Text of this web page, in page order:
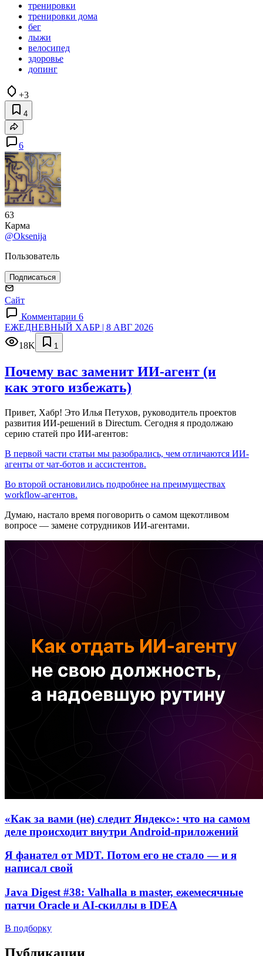
тренировки
тренировки дома
бег
лыжи
велосипед
здоровье
допинг
+3
4
6
63
Карма
@Oksenija
Пользователь
Подписаться
Сайт
Комментарии 6
ЕЖЕДНЕВНЫЙ ХАБР | 8 АВГ 2026
18K
1
Почему вас заменит ИИ‑агент (и
как этого избежать)
Привет, Хабр! Это Илья Петухов, руководитель проектов
развития ИИ-решений в Directum. Сегодня я продолжаю
серию статей про ИИ-агентов:
В первой части статьи мы разобрались, чем отличаются ИИ-
агенты от чат-ботов и ассистентов.
Во второй остановились подробнее на преимуществах
workflow-агентов.
Думаю, настало время поговорить о самом щекотливом
вопросе — замене сотрудников ИИ-агентами.
«Как за вами (не) следит Яндекс»: что на самом
деле происходит внутри Android-приложений
Я фанател от MDT. Потом его не стало — и я
написал свой
Java Digest #38: Valhalla в master, ежемесячные
патчи Oracle и AI-скиллы в IDEA
В подборку
Публикации